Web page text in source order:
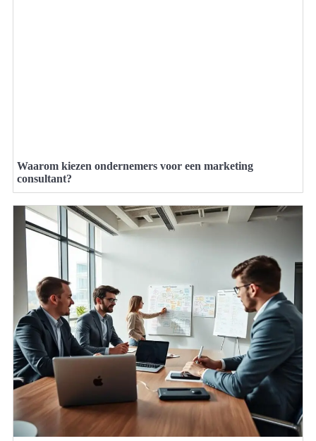
Waarom kiezen ondernemers voor een marketing
consultant?